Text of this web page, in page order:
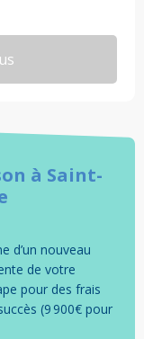
à Saint-
d’un nouveau
de votre
pour des frais
(9 900€ pour